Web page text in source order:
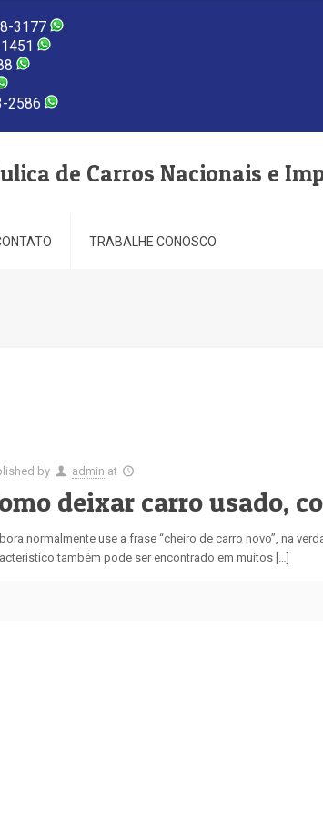
3177
2586
de Carros Nacionais e
TRABALHE CONOSCO
by admin at
deixar carro usado,
normalmente use a frase “cheiro de carro novo”, na
também pode ser encontrado em muitos […]